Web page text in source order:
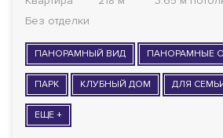
Без отделки
ПАНОРАМНЫЙ ВИД ПАНОРАМНЫЕ
ПАРК КЛУБНЫЙ ДОМ ДЛЯ
ЕЩЕ +